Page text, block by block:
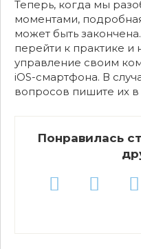
Теперь, когда мы
моментами,
может быть
перейти к практике и
управление своим
iOS-смартфона. В
вопросов пишите их
Понравилась